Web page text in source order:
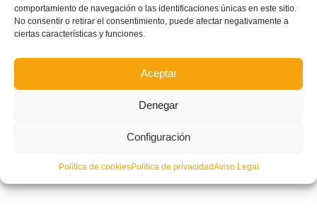
comportamiento de navegación o las identificaciones únicas en este sitio.
No consentir o retirar el consentimiento, puede afectar negativamente a
ciertas características y funciones.
Aceptar
Denegar
Configuración
Política de cookiesPolítica de privacidadAviso Legal